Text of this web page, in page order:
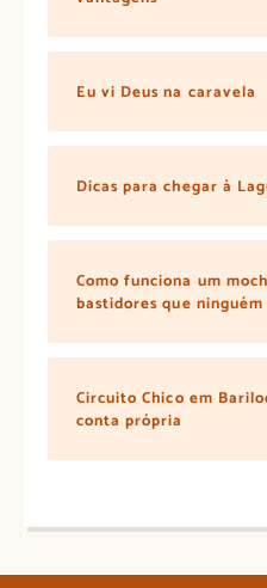
Eu vi Deus na caravela
Dicas para chegar à
Como funciona um
bastidores que
Circuito Chico em
conta própria